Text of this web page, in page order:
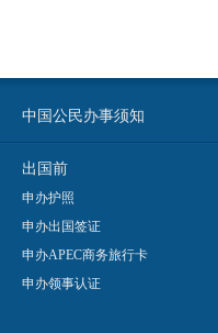
中国公民办事须知
出国前
申办护照
申办出国签证
申办APEC商务旅行卡
申办领事认证